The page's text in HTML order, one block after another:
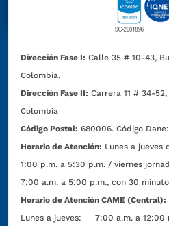
Dirección Fase I: Calle 35 # 10-43,
Colombia.
Dirección Fase II: Carrera 11 # 34-
Colombia
Código Postal: 680006. Código
Horario de Atención: Lunes a jueves
1:00 p.m. a 5:30 p.m. / viernes
7:00 a.m. a 5:00 p.m., con 30
Horario de Atención CAME (Central):
Lunes a jueves: 7:00 a.m. a 12:00